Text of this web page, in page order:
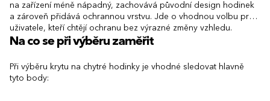
na zařízení méně nápadný, zachovává původní design hodinek
a zároveň přidává ochrannou vrstvu. Jde o vhodnou volbu pro
uživatele, kteří chtějí ochranu bez výrazné změny vzhledu.
Na co se při výběru zaměřit
Při výběru krytu na chytré hodinky je vhodné sledovat hlavně
tyto body: